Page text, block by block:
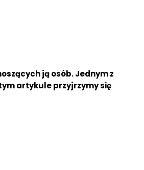
ją osób. Jednym z
artykule przyjrzymy się